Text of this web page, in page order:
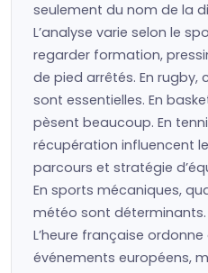
seulement du nom de la
L’analyse varie selon le
regarder formation,
de pied arrêtés. En rugby,
sont essentielles. En
pèsent beaucoup. En
récupération influencent
parcours et stratégie
En sports mécaniques,
météo sont déterminants.
L’heure française
événements européens,